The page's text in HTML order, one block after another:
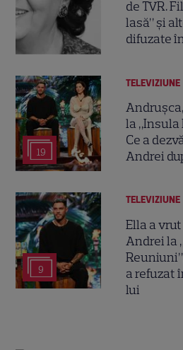
de TVR.
lasă” și
difuzate
19
TELEVIZIUNE
la
Ce a
Andrei
9
TELEVIZIUNE
Ella a
Andrei la
a refuzat
lui